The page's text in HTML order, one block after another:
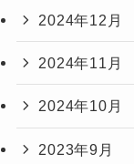
2024年12月
2024年11月
2024年10月
2023年9月